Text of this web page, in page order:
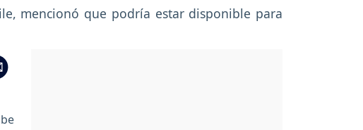
mencionó que podría estar disponible para